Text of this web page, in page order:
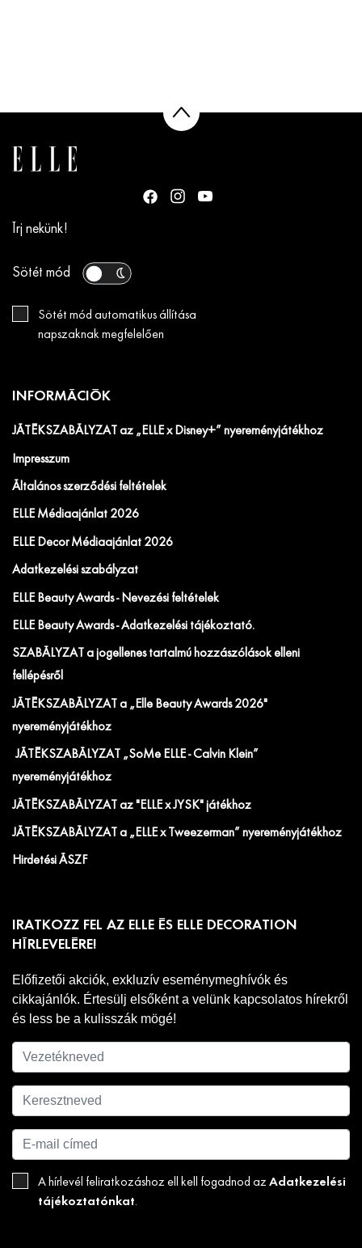
Írj nekünk!
Sötét mód
Sötét mód automatikus állítása
napszaknak megfelelően
INFORMÁCIÓK
JÁTÉKSZABÁLYZAT az „ELLE x Disney+” nyereményjátékhoz
Impresszum
Általános szerződési feltételek
ELLE Médiaajánlat 2026
ELLE Decor Médiaajánlat 2026
Adatkezelési szabályzat
ELLE Beauty Awards - Nevezési feltételek
ELLE Beauty Awards - Adatkezelési tájékoztató.
SZABÁLYZAT a jogellenes tartalmú hozzászólások elleni
fellépésről
JÁTÉKSZABÁLYZAT a „Elle Beauty Awards 2026"
nyereményjátékhoz
JÁTÉKSZABÁLYZAT „SoMe ELLE - Calvin Klein”
nyereményjátékhoz
JÁTÉKSZABÁLYZAT az "ELLE x JYSK" játékhoz
JÁTÉKSZABÁLYZAT a „ELLE x Tweezerman” nyereményjátékhoz
Hirdetési ÁSZF
IRATKOZZ FEL AZ ELLE ÉS ELLE DECORATION
HÍRLEVELÉRE!
Előfizetői akciók, exkluzív eseménymeghívók és
cikkajánlók. Értesülj elsőként a velünk kapcsolatos hírekről
és less be a kulisszák mögé!
A hírlevél feliratkozáshoz ell kell fogadnod az Adatkezelési
tájékoztatónkat.